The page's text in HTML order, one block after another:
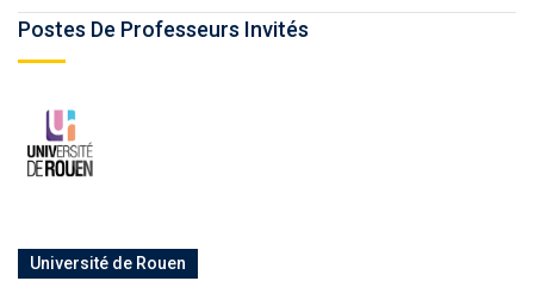
Postes De Professeurs Invités
Université de Rouen